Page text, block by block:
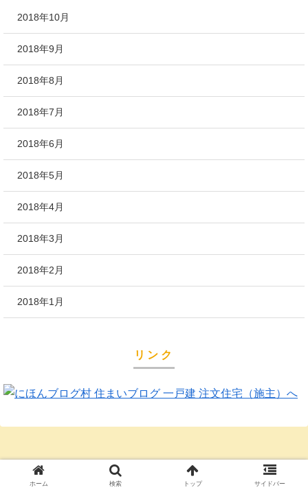
2018年10月
2018年9月
2018年8月
2018年7月
2018年6月
2018年5月
2018年4月
2018年3月
2018年2月
2018年1月
リンク
ホーム 検索 トップ サイドバー